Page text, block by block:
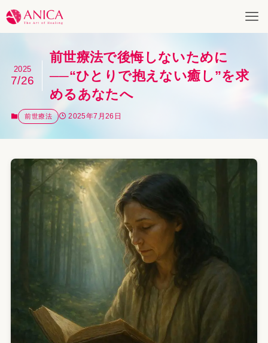
前世療法で後悔しないために
──“ひとりで抱えない癒し”を求
めるあなたへ
2025
7/26
前世療法 2025年7月26日